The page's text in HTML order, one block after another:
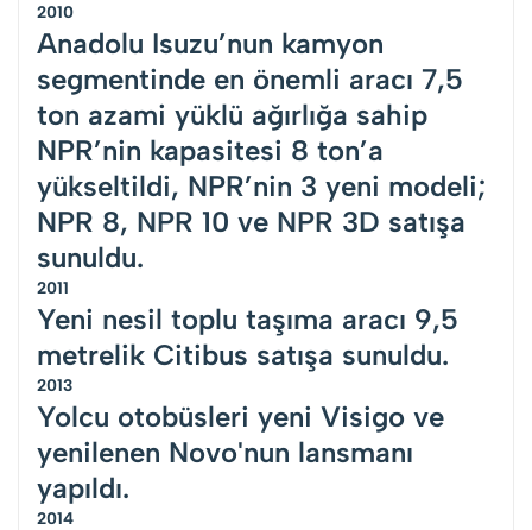
2010
Anadolu Isuzu’nun kamyon
segmentinde en önemli aracı 7,5
ton azami yüklü ağırlığa sahip
NPR’nin kapasitesi 8 ton’a
yükseltildi, NPR’nin 3 yeni modeli;
NPR 8, NPR 10 ve NPR 3D satışa
sunuldu.
2011
Yeni nesil toplu taşıma aracı 9,5
metrelik Citibus satışa sunuldu.
2013
Yolcu otobüsleri yeni Visigo ve
yenilenen Novo'nun lansmanı
yapıldı.
2014